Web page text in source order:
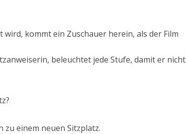
kommt ein Zuschauer herein, als der Film
beleuchtet jede Stufe, damit er nicht
einem neuen Sitzplatz.